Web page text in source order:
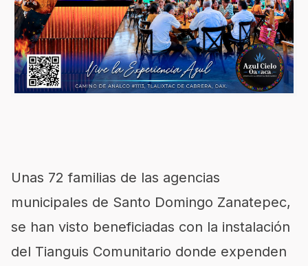
Unas 72 familias de las agencias
municipales de Santo Domingo Zanatepec,
se han visto beneficiadas con la instalación
del Tianguis Comunitario donde expenden